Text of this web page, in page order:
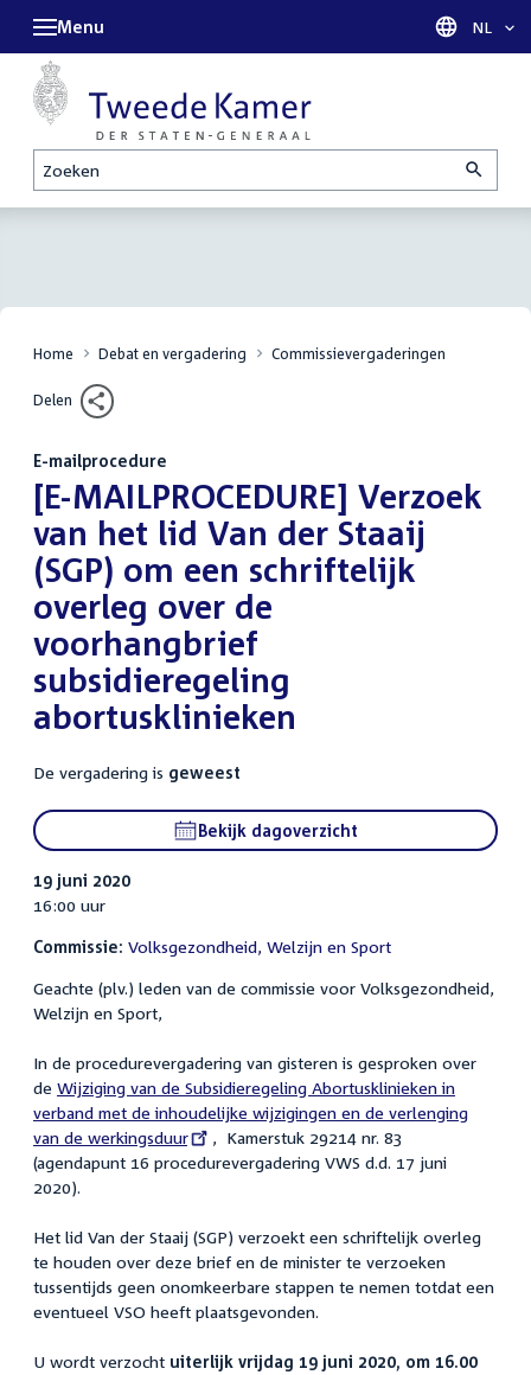
Zoeken
Menu Taal
NL
Home Debat en vergadering Commissievergaderingen
Delen
E-mailprocedure
:[E-MAILPROCEDURE] Verzoek
van het lid Van der Staaij
(SGP) om een schriftelijk
overleg over de
voorhangbrief
subsidieregeling
abortusklinieken
De vergadering is geweest
Bekijk dagoverzicht
19 juni 2020
16:00 uur
Commissie: Volksgezondheid, Welzijn en Sport
Geachte (plv.) leden van de commissie voor Volksgezondheid,
Welzijn en Sport,
In de procedurevergadering van gisteren is gesproken over
de External
link:
Wijziging van de Subsidieregeling Abortusklinieken in
verband met de inhoudelijke wijzigingen en de verlenging
van de werkingsduur
, Kamerstuk 29214 nr. 83
(agendapunt 16 procedurevergadering VWS d.d. 17 juni
2020).
Het lid Van der Staaij (SGP) verzoekt een schriftelijk overleg
te houden over deze brief en de minister te verzoeken
tussentijds geen onomkeerbare stappen te nemen totdat een
eventueel VSO heeft plaatsgevonden.
U wordt verzocht uiterlijk vrijdag 19 juni 2020, om 16.00